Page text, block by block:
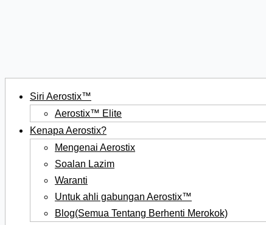
Siri Aerostix™
Aerostix™ Elite
Kenapa Aerostix?
Mengenai Aerostix
Soalan Lazim
Waranti
Untuk ahli gabungan Aerostix™
Blog(Semua Tentang Berhenti Merokok)